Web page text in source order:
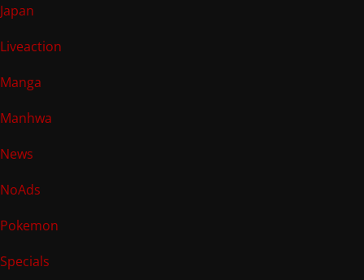
Japan
Liveaction
Manga
Manhwa
News
NoAds
Pokemon
Specials